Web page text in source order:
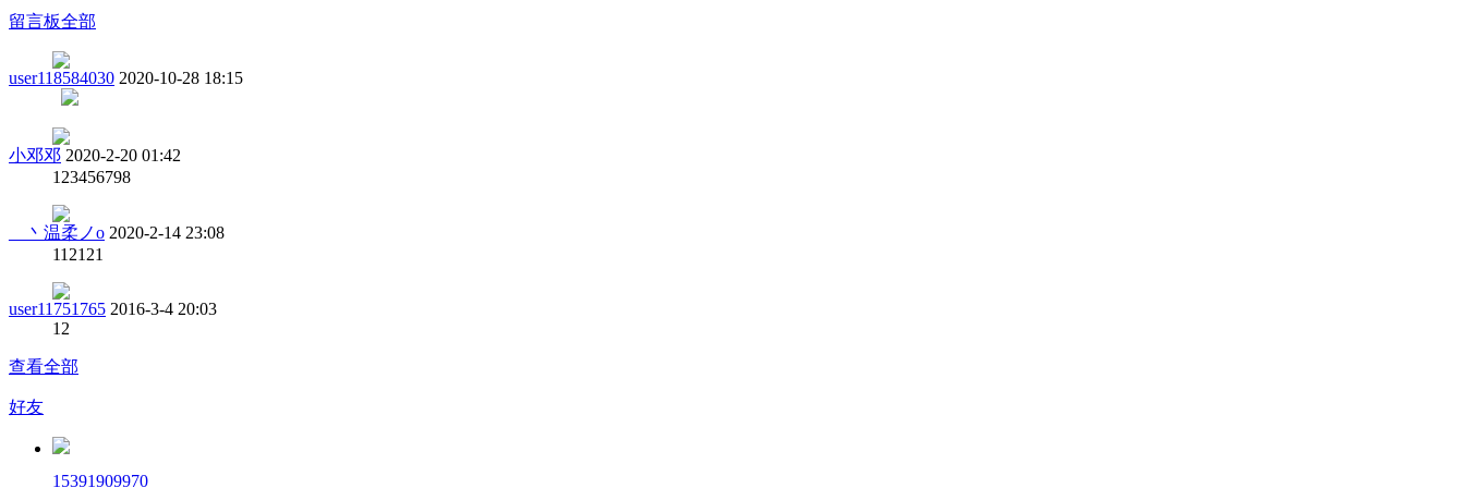
留言板全部
user118584030 2020-10-28 18:15
小邓邓 2020-2-20 01:42
123456798
__丶温柔ノo 2020-2-14 23:08
112121
user11751765 2016-3-4 20:03
12
查看全部
好友
15391909970